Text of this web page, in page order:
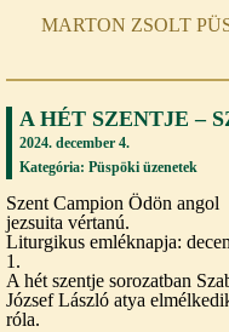
MARTON ZSOLT
A HÉT SZENTJE –
2024. december 4.
Kategória: Püspöki üzenetek
Szent Campion Ödön angol
jezsuita vértanú.
Liturgikus emléknapja:
1.
A hét szentje sorozatban
József László atya
róla.